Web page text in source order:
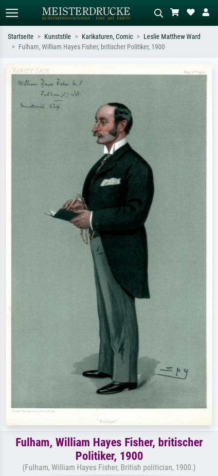
Suchen Sie nach Künstlern, Werktiteln
oder Stilen – z.B. Monet,
Sternennacht, Impressionismus, Welle
Hokusai, Akt.
Beschreiben Sie die Szene – z.B. Grüne
Startseite Kunststile Karikaturen, Comic
Leslie Matthew Ward
Fulham, William Hayes Fisher, britischer Politiker, 1900
Fulham, William Hayes Fisher, britischer
Politiker, 1900
(Fulham, William Hayes Fisher, British politician, 1900.)